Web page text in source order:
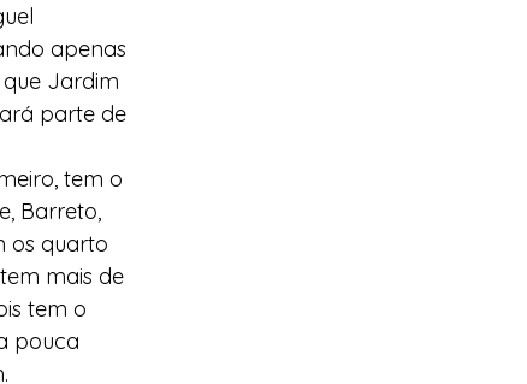
apenas
que Jardim
parte de
tem o
Barreto,
os quarto
mais de
tem o
pouca